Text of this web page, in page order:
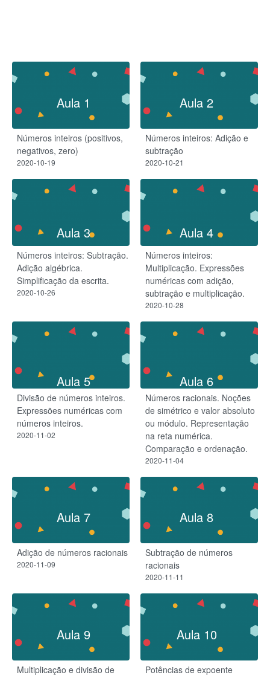
Aula 1
Números inteiros (positivos,
negativos, zero)
2020-10-19
Aula 2
Números inteiros: Adição e
subtração
2020-10-21
Aula 3
Números inteiros: Subtração.
Adição algébrica.
Simplificação da escrita.
2020-10-26
Aula 4
Números inteiros:
Multiplicação. Expressões
numéricas com adição,
subtração e multiplicação.
2020-10-28
Aula 5
Divisão de números inteiros.
Expressões numéricas com
números inteiros.
2020-11-02
Aula 6
Números racionais. Noções
de simétrico e valor absoluto
ou módulo. Representação
na reta numérica.
Comparação e ordenação.
2020-11-04
Aula 7
Adição de números racionais
2020-11-09
Aula 8
Subtração de números
racionais
2020-11-11
Aula 9
Multiplicação e divisão de
Aula 10
Potências de expoente